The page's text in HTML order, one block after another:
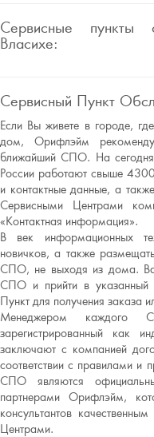
Сервисные пункты
Власихе:
Сервисный Пункт
Если Вы живете в городе,
дом, Орифлэйм
ближайший СПО. На
России работают свыше
и контактные данные, а
Сервисными Центрами
«Контактная информация».
В век информационных
новичков, а также
СПО, не выходя из дома.
СПО и прийти в указанный
Пункт для получения заказа
Менеджером каждого
зарегистрированный как
заключают с компанией
соответствии с правилами
СПО являются
партнерами Орифлэйм,
консультантов
Центрами.